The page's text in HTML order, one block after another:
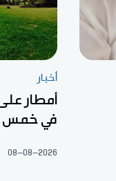
أخبار
أمطار
في خمس
08-08-2026